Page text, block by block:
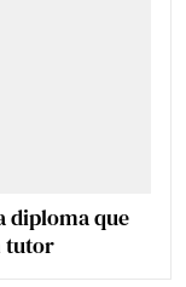
diploma que
tutor